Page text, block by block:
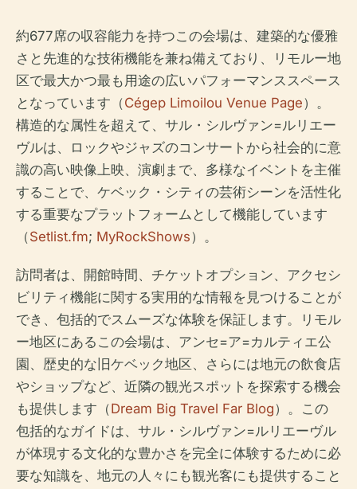
約677席の収容能力を持つこの会場は、建築的な優雅
さと先進的な技術機能を兼ね備えており、リモルー地
区で最大かつ最も用途の広いパフォーマンススペース
となっています（Cégep Limoilou Venue Page）。
構造的な属性を超えて、サル・シルヴァン=ルリエー
ヴルは、ロックやジャズのコンサートから社会的に意
識の高い映像上映、演劇まで、多様なイベントを主催
することで、ケベック・シティの芸術シーンを活性化
する重要なプラットフォームとして機能しています
（Setlist.fm; MyRockShows）。
訪問者は、開館時間、チケットオプション、アクセシ
ビリティ機能に関する実用的な情報を見つけることが
でき、包括的でスムーズな体験を保証します。リモル
ー地区にあるこの会場は、アンセ=ア=カルティエ公
園、歴史的な旧ケベック地区、さらには地元の飲食店
やショップなど、近隣の観光スポットを探索する機会
も提供します（Dream Big Travel Far Blog）。この
包括的なガイドは、サル・シルヴァン=ルリエーヴル
が体現する文化的な豊かさを完全に体験するために必
要な知識を、地元の人々にも観光客にも提供すること